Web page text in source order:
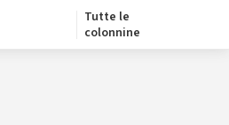
Tutte le
colonnine